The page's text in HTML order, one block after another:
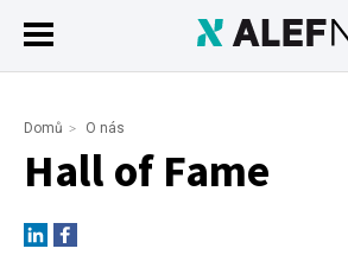
Domů O nás
Hall of Fame